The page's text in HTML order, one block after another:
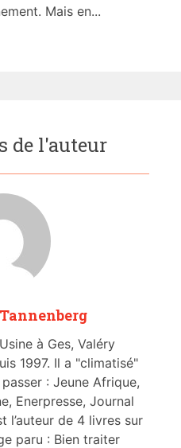
Mais en...
de l'auteur
à Ges, Valéry
1997. Il a "climatisé"
: Jeune Afrique,
Enerpresse, Journal
l’auteur de 4 livres sur
paru : Bien traiter